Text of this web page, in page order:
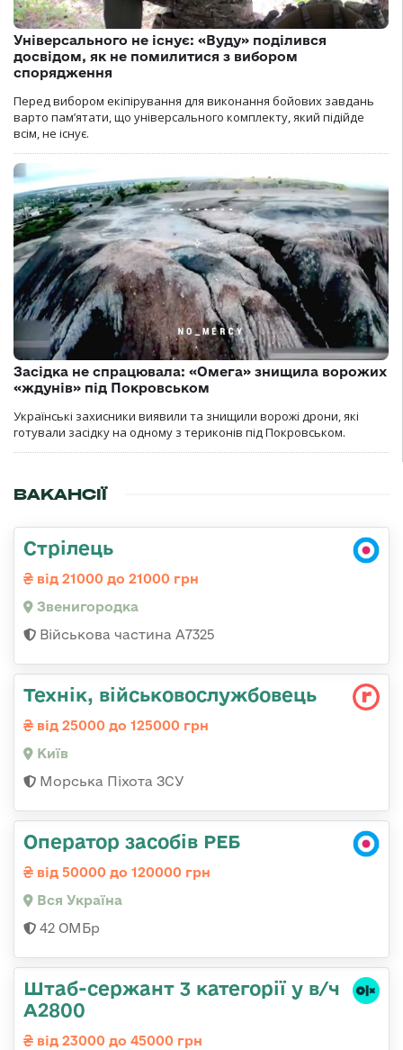
Універсального не існує: «Вуду» поділився
досвідом, як не помилитися з вибором
спорядження
Перед вибором екіпірування для виконання бойових завдань
варто пам’ятати, що універсального комплекту, який підійде
всім, не існує.
Засідка не спрацювала: «Омега» знищила ворожих
«ждунів» під Покровськом
Українські захисники виявили та знищили ворожі дрони, які
готували засідку на одному з териконів під Покровськом.
ВАКАНСІЇ
Стрілець
від 21000 до 21000 грн
Звенигородка
Військова частина А7325
Технік, військовослужбовець
від 25000 до 125000 грн
Київ
Морська Піхота ЗСУ
Оператор засобів РЕБ
від 50000 до 120000 грн
Вся Україна
42 ОМБр
Штаб-сержант 3 категорії у в/ч
А2800
від 23000 до 45000 грн